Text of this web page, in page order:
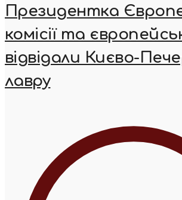
Президентка
комісії та
відвідали Києво-
лавру